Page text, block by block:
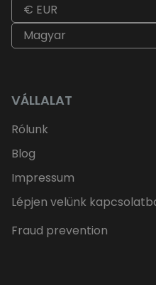
€ EUR
Magyar
VÁLLALAT
Rólunk
Blog
Impressum
Lépjen velünk
Fraud prevention